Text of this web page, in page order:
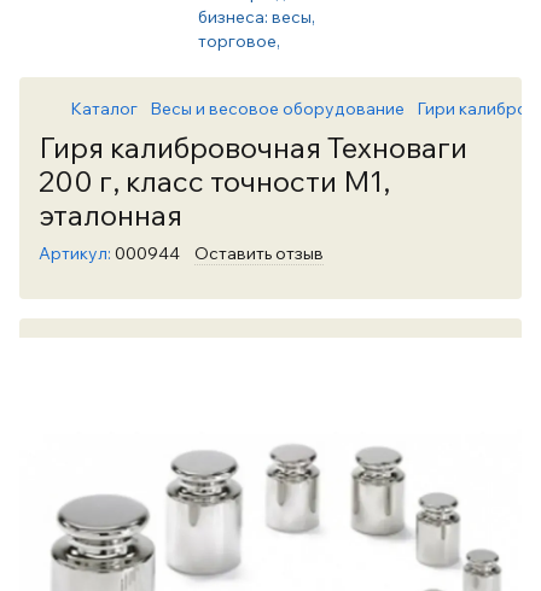
Каталог Весы и весовое оборудование Гири
Гиря калибровочная Техноваги
200 г, класс точности М1,
эталонная
Артикул: 000944 Оставить отзыв